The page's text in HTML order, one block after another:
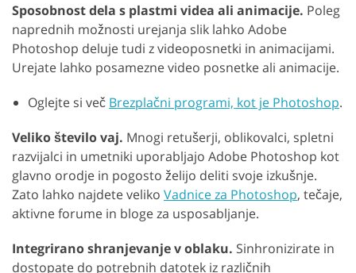
Sposobnost dela s plastmi videa ali animacije. Poleg
naprednih možnosti urejanja slik lahko Adobe
Photoshop deluje tudi z videoposnetki in animacijami.
Urejate lahko posamezne video posnetke ali animacije.
Oglejte si več Brezplačni programi, kot je Photoshop.
Veliko število vaj. Mnogi retušerji, oblikovalci, spletni
razvijalci in umetniki uporabljajo Adobe Photoshop kot
glavno orodje in pogosto želijo deliti svoje izkušnje.
Zato lahko najdete veliko Vadnice za Photoshop, tečaje,
aktivne forume in bloge za usposabljanje.
Integrirano shranjevanje v oblaku. Sinhronizirate in
dostopate do potrebnih datotek iz različnih